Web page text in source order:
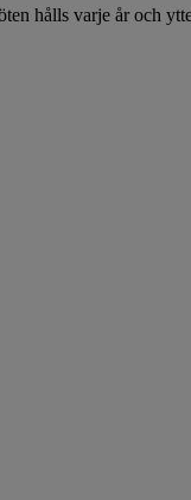
hålls varje år och